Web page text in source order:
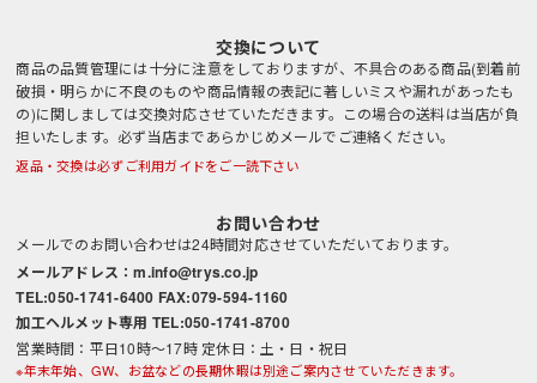
交換について
商品の品質管理には十分に注意をしておりますが、不具合のある商品(到着前
破損・明らかに不良のものや商品情報の表記に著しいミスや漏れがあったも
の)に関しましては交換対応させていただきます。この場合の送料は当店が負
担いたします。必ず当店まであらかじめメールでご連絡ください。
返品・交換は必ずご利用ガイドをご一読下さい
お問い合わせ
メールでのお問い合わせは24時間対応させていただいております。
メールアドレス：m.info@trys.co.jp
TEL:050-1741-6400 FAX:079-594-1160
加工ヘルメット専用 TEL:050-1741-8700
営業時間：平日10時～17時 定休日：土・日・祝日
※年末年始、GW、お盆などの長期休暇は別途ご案内させていただきます。